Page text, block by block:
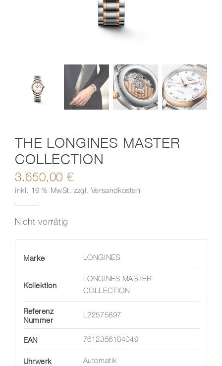
THE LONGINES MASTER
COLLECTION
3.650,00 €
inkl. 19 % MwSt. zzgl. Versandkosten
Nicht vorrätig
Marke LONGINES
Kollektion
LONGINES MASTER
COLLECTION
Referenz
Nummer
L22575897
EAN 7612356184049
Uhrwerk Automatik